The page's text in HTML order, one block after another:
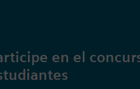
en el